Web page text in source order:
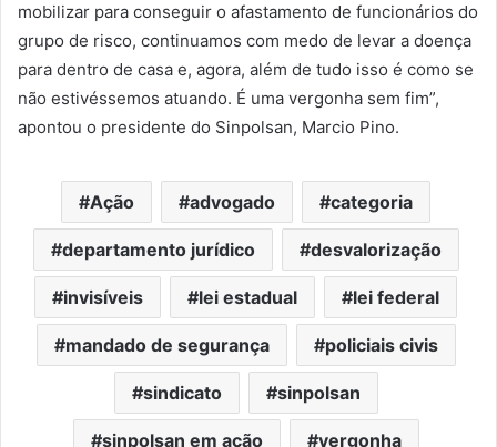
mobilizar para conseguir o afastamento de funcionários do
grupo de risco, continuamos com medo de levar a doença
para dentro de casa e, agora, além de tudo isso é como se
não estivéssemos atuando. É uma vergonha sem fim”,
apontou o presidente do Sinpolsan, Marcio Pino.
Ação advogado categoria
departamento jurídico desvalorização
invisíveis lei estadual lei federal
mandado de segurança policiais civis
sindicato sinpolsan
sinpolsan em ação vergonha